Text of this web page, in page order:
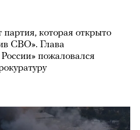
партия, которая открыто
СВО». Глава
пожаловался